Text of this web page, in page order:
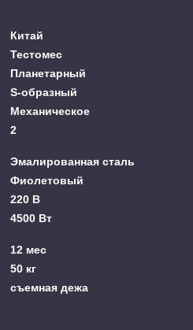
Китай
Тестомес
Планетарный
S-образный
Механическое
2
Эмалированная сталь
Фиолетовый
220 В
4500 Вт
12 мес
50 кг
съемная дежа